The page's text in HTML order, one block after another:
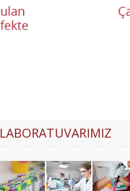
LABORATUVARIMIZ